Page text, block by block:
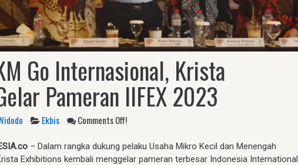
Go Internasional, Krista
Pameran IIFEX 2023
Ekbis Comments Off!
– Dalam rangka dukung pelaku Usaha Mikro Kecil dan Menengah
Exhibitions kembali menggelar pameran terbesar Indonesia International